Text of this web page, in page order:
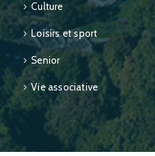
Culture
Loisirs et sport
Senior
Vie associative